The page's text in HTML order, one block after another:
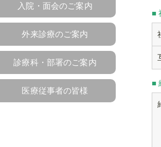
■
■
入院・面会のご案内
外来診療のご案内
診療科・部署のご案内
医療従事者の皆様